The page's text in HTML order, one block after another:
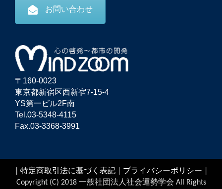
お問い合わせ
〒160-0023
東京都新宿区西新宿7-15-4
YS第一ビル2F南
Tel.03-5348-4115
Fax.03-3368-3991
特定商取引法に基づく表記| プライバシーポリシー
Copyright (C) 2018 一般社団法人社会運勢学会 All Rights